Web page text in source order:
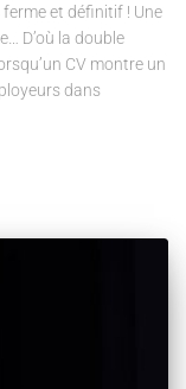
ferme et définitif ! Une
D’où la double
CV montre un
dans